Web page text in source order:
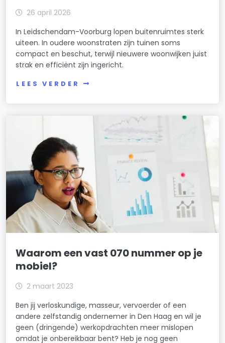
26 april 2026
In Leidschendam-Voorburg lopen buitenruimtes sterk
uiteen. In oudere woonstraten zijn tuinen soms
compact en beschut, terwijl nieuwere woonwijken juist
strak en efficiënt zijn ingericht.
LEES VERDER
Waarom een vast 070 nummer op je
mobiel?
2 maart 2023
Ben jij verloskundige, masseur, vervoerder of een
andere zelfstandig ondernemer in Den Haag en wil je
geen (dringende) werkopdrachten meer mislopen
omdat je onbereikbaar bent? Heb je nog geen